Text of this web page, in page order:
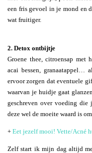
een fris gevoel in je mond en
wat fruitiger.
2. Detox ontbijtje
Groene thee, citroensap met
acai bessen, granaatappel…
ervoor zorgen dat eventuele
waarvan je huidje gaat
geschreven over voeding die
deze wel de moeite waard is
+ Eet jezelf mooi! Vette/Acné
Zelf start ik mijn dag altijd